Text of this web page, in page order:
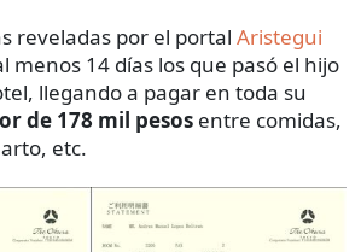
reveladas por el portal Aristegui
menos 14 días los que pasó el hijo
llegando a pagar en toda su
de 178 mil pesos entre comidas,
etc.